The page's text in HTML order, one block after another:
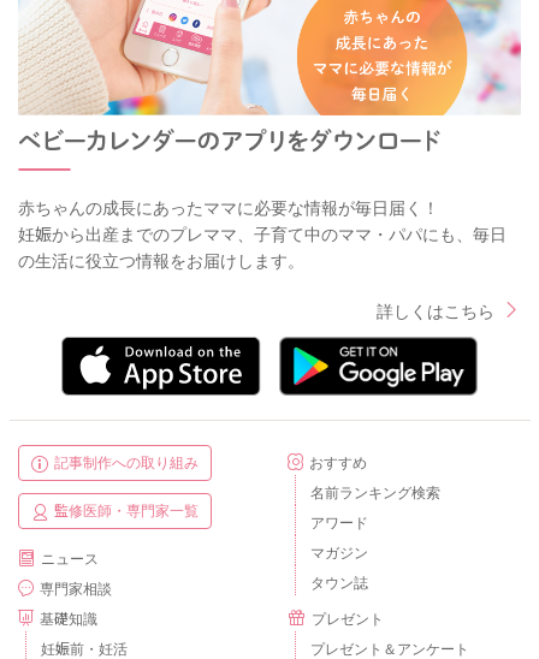
赤ちゃんの成長にあったママに必要な情報が毎日届く！
妊娠から出産までのプレママ、子育て中のママ・パパにも、毎日
の生活に役立つ情報をお届けします。
詳しくはこちら
記事制作への取り組み
監修医師・専門家一覧
ニュース
専門家相談
基礎知識
妊娠前・妊活
おすすめ
名前ランキング検索
アワード
マガジン
タウン誌
プレゼント
プレゼント＆アンケート